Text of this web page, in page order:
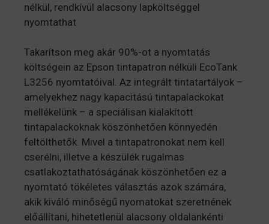
nélkül, rendkívül alacsony lapköltséggel
nyomtathat
Takarítson meg akár 90%-ot a nyomtatás
költségein az Epson tintapatron nélküli EcoTank
L3256 nyomtatóival. Az integrált tintatartályok –
amelyekhez nagy kapacitású tintapalackokat
mellékelünk – a speciálisan kialakított
tintapalackoknak köszönhetően könnyedén
feltölthetők. Mivel a tintapatronokat nem kell
cserélni, illetve a készülék rugalmas
csatlakoztathatóságának köszönhetően ez a
nyomtató tökéletes választás azok számára,
akik kiváló minőségű nyomatokat szeretnének
előállítani, hihetetlenül alacsony oldalankénti